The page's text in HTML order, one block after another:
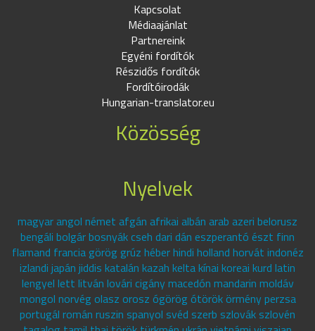
Kapcsolat
Médiaajánlat
Partnereink
Egyéni fordítók
Részidős fordítók
Fordítóirodák
Hungarian-translator.eu
Közösség
Nyelvek
magyar angol német afgán afrikai albán arab azeri belorusz
bengáli bolgár bosnyák cseh dari dán eszperantó észt finn
flamand francia görög grúz héber hindi holland horvát indonéz
izlandi japán jiddis katalán kazah kelta kínai koreai kurd latin
lengyel lett litván lovári cigány macedón mandarin moldáv
mongol norvég olasz orosz ógörög ótörök örmény perzsa
portugál román ruszin spanyol svéd szerb szlovák szlovén